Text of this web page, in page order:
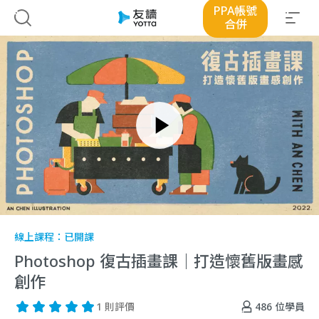
PPA帳號
合併
線上課程： 已開課
Photoshop 復古插畫課｜打造懷舊版畫感
創作
486 位學員
1 則評價